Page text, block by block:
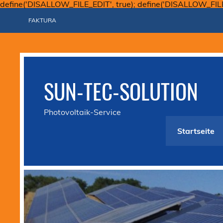
define('DISALLOW_FILE_EDIT', true);
FAKTURA
SUN-TEC-SOLUTION
Photovoltaik-Service
Startseite